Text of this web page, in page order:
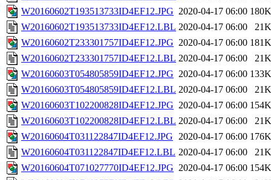
W20160602T193513733ID4EF12.JPG 2020-04-17 06:00 180K
W20160602T193513733ID4EF12.LBL 2020-04-17 06:00
21K
W20160602T233301757ID4EF12.JPG 2020-04-17 06:00 181K
W20160602T233301757ID4EF12.LBL 2020-04-17 06:00
21K
W20160603T054805859ID4EF12.JPG 2020-04-17 06:00 133K
W20160603T054805859ID4EF12.LBL 2020-04-17 06:00
21K
W20160603T102200828ID4EF12.JPG 2020-04-17 06:00 154K
W20160603T102200828ID4EF12.LBL 2020-04-17 06:00
21K
W20160604T031122847ID4EF12.JPG 2020-04-17 06:00 176K
W20160604T031122847ID4EF12.LBL 2020-04-17 06:00
21K
W20160604T071027770ID4EF12.JPG 2020-04-17 06:00 154K